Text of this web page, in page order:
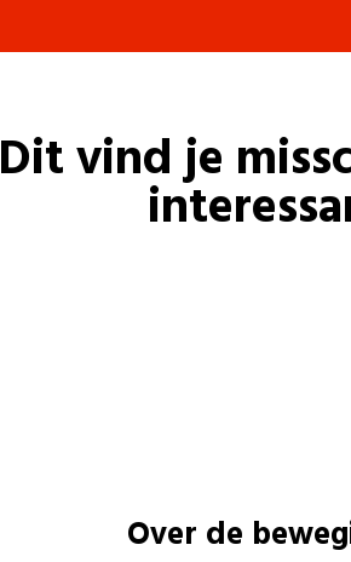
Dit vind je
Over de